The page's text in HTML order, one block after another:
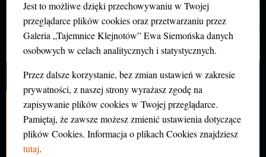
UWAROWIT – ZIELONY GRANAT
Spis treści hide
Co to jest uwarowit?
Ogólne właściwości grupy granatu
Uwarowit. Właściwości i miejsce występowania
Jest to możliwe dzięki przechowywaniu w Twojej
przeglądarce plików cookies oraz przetwarzaniu przez
Galeria „Tajemnice Klejnotów” Ewa Siemońska danych
osobowych w celach analitycznych i statystycznych.
Przez dalsze korzystanie, bez zmian ustawień w zakresie
prywatności, z naszej strony wyrażasz zgodę na
zapisywanie plików cookies w Twojej przeglądarce.
Pamiętaj, że zawsze możesz zmienić ustawienia dotyczące
plików Cookies. Informacja o plikach Cookies znajdziesz
tutaj.